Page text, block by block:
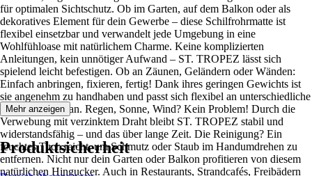
für optimalen Sichtschutz. Ob im Garten, auf dem Balkon oder als
dekoratives Element für dein Gewerbe – diese Schilfrohrmatte ist
flexibel einsetzbar und verwandelt jede Umgebung in eine
Wohlfühloase mit natürlichem Charme. Keine komplizierten
Anleitungen, kein unnötiger Aufwand – ST. TROPEZ lässt sich
spielend leicht befestigen. Ob an Zäunen, Geländern oder Wänden:
Einfach anbringen, fixieren, fertig! Dank ihres geringen Gewichts ist
sie angenehm zu handhaben und passt sich flexibel an unterschiedliche
Gegebenheiten an. Regen, Sonne, Wind? Kein Problem! Durch die
Verwebung mit verzinktem Draht bleibt ST. TROPEZ stabil und
widerstandsfähig – und das über lange Zeit. Die Reinigung? Ein
feuchtes Tuch reicht, um Schmutz oder Staub im Handumdrehen zu
entfernen. Nicht nur dein Garten oder Balkon profitieren von diesem
natürlichen Hingucker. Auch in Restaurants, Strandcafés, Freibädern
Mehr anzeigen
Produktsicherheit